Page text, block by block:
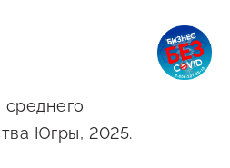
Югры, 2025.